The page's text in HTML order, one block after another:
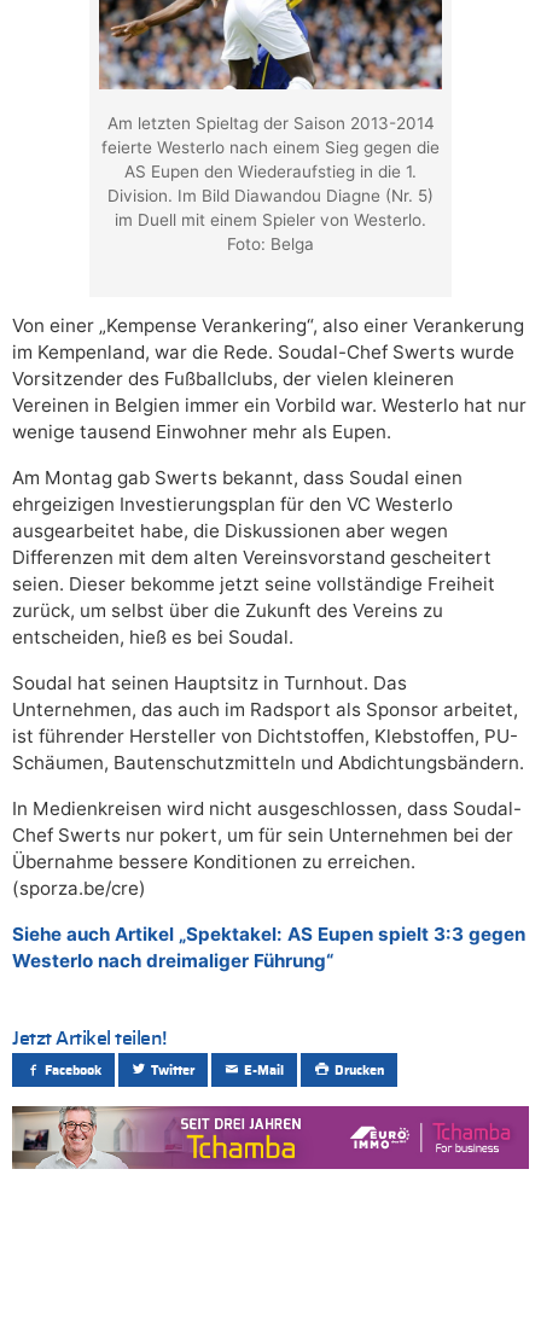
Am letzten Spieltag der Saison 2013-2014
feierte Westerlo nach einem Sieg gegen die
AS Eupen den Wiederaufstieg in die 1.
Division. Im Bild Diawandou Diagne (Nr. 5)
im Duell mit einem Spieler von Westerlo.
Foto: Belga
Von einer „Kempense Verankering“, also einer Verankerung
im Kempenland, war die Rede. Soudal-Chef Swerts wurde
Vorsitzender des Fußballclubs, der vielen kleineren
Vereinen in Belgien immer ein Vorbild war. Westerlo hat nur
wenige tausend Einwohner mehr als Eupen.
Am Montag gab Swerts bekannt, dass Soudal einen
ehrgeizigen Investierungsplan für den VC Westerlo
ausgearbeitet habe, die Diskussionen aber wegen
Differenzen mit dem alten Vereinsvorstand gescheitert
seien. Dieser bekomme jetzt seine vollständige Freiheit
zurück, um selbst über die Zukunft des Vereins zu
entscheiden, hieß es bei Soudal.
Soudal hat seinen Hauptsitz in Turnhout. Das
Unternehmen, das auch im Radsport als Sponsor arbeitet,
ist führender Hersteller von Dichtstoffen, Klebstoffen, PU-
Schäumen, Bautenschutzmitteln und Abdichtungsbändern.
In Medienkreisen wird nicht ausgeschlossen, dass Soudal-
Chef Swerts nur pokert, um für sein Unternehmen bei der
Übernahme bessere Konditionen zu erreichen.
(sporza.be/cre)
Siehe auch Artikel „Spektakel: AS Eupen spielt 3:3 gegen
Westerlo nach dreimaliger Führung“
Jetzt Artikel teilen!
Facebook Twitter E-Mail Drucken